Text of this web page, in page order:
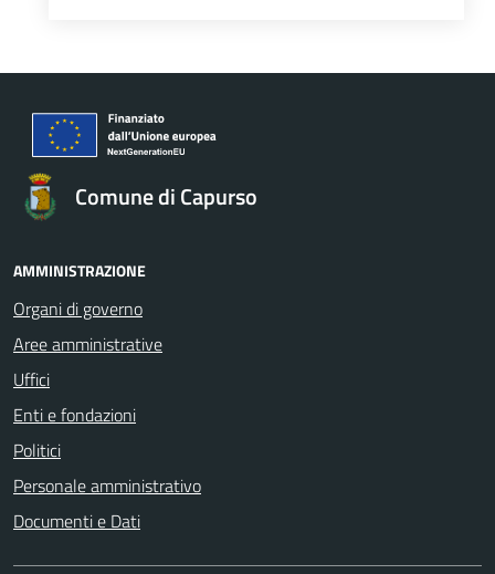
Comune di Capurso
AMMINISTRAZIONE
Organi di governo
Aree amministrative
Uffici
Enti e fondazioni
Politici
Personale amministrativo
Documenti e Dati